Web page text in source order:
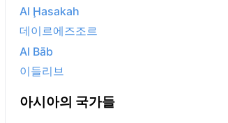
Al Ḩasakah
데이르에즈조르
Al Bāb
이들리브
아시아의 국가들